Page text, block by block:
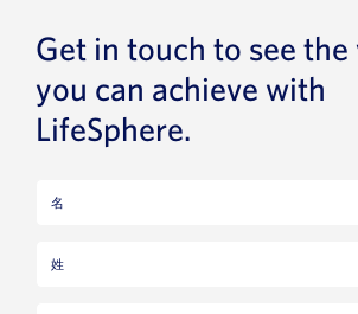
Get in touch to see the
you can achieve with
LifeSphere.